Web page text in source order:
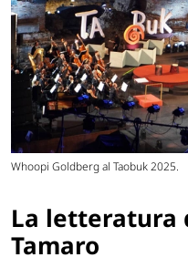
Whoopi Goldberg al Taobuk 2025.
La letteratura
Tamaro